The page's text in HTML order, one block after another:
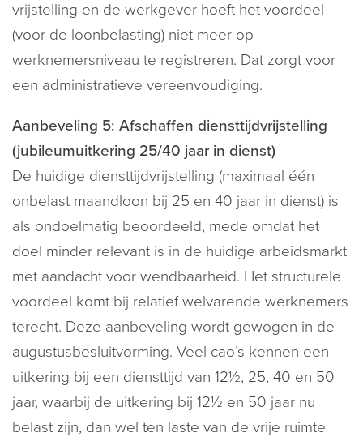
vrijstelling en de werkgever hoeft het voordeel
(voor de loonbelasting) niet meer op
werknemersniveau te registreren. Dat zorgt voor
een administratieve vereenvoudiging.
Aanbeveling 5: Afschaffen diensttijdvrijstelling
(jubileumuitkering 25/40 jaar in dienst)
De huidige diensttijdvrijstelling (maximaal één
onbelast maandloon bij 25 en 40 jaar in dienst) is
als ondoelmatig beoordeeld, mede omdat het
doel minder relevant is in de huidige arbeidsmarkt
met aandacht voor wendbaarheid. Het structurele
voordeel komt bij relatief welvarende werknemers
terecht. Deze aanbeveling wordt gewogen in de
augustusbesluitvorming. Veel cao’s kennen een
uitkering bij een diensttijd van 12½, 25, 40 en 50
jaar, waarbij de uitkering bij 12½ en 50 jaar nu
belast zijn, dan wel ten laste van de vrije ruimte